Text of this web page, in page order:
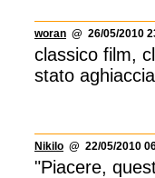
woran @ 26/05/2010
classico film,
stato
Nikilo @ 22/05/2010
"Piacere,